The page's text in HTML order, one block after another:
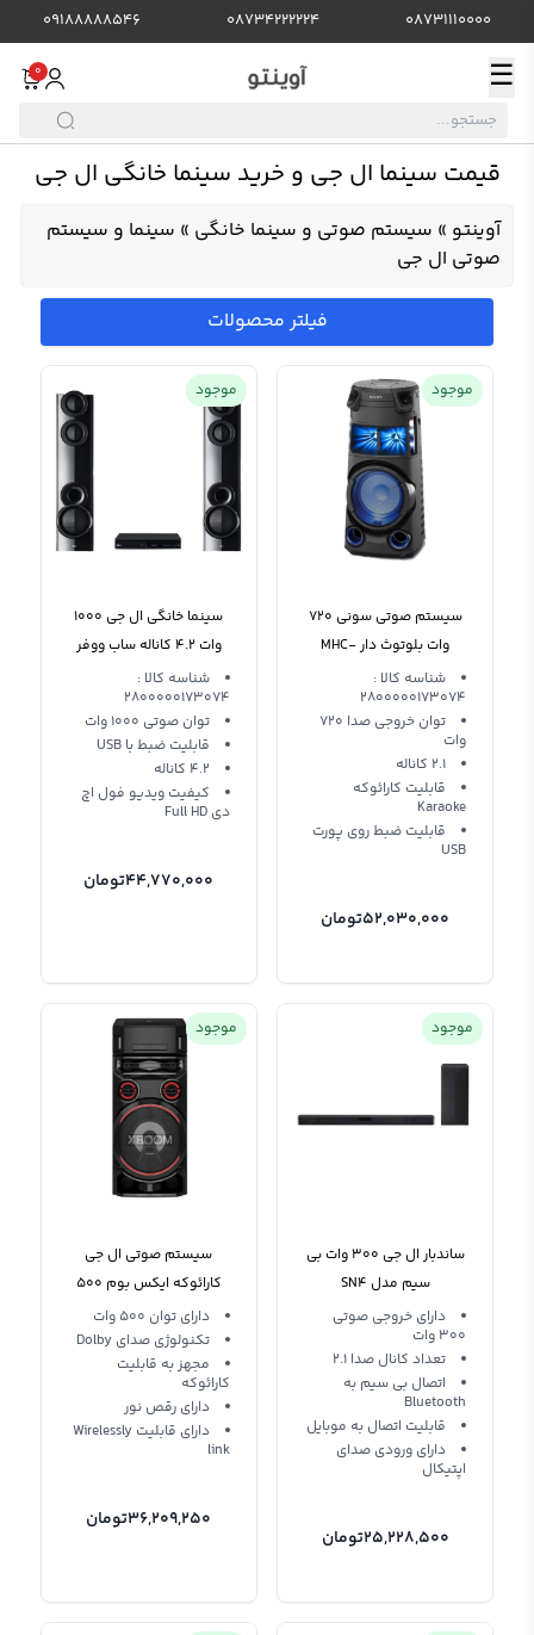
08731110000
08734222224
09188888546
☰
0
قیمت سینما ال جی و خرید سینما خانگی ال جی
آوینتو » سیستم صوتی و سینما خانگی » سینما و سیستم
صوتی ال جی
فیلتر محصولات
موجود
سیستم صوتی سونی 720
وات بلوتوث دار MHC-
V43D
شناسه کالا :
2800000173074
توان خروجی صدا 720
وات
2.1 کاناله
قابلیت کارائوکه
Karaoke
قابلیت ضبط روی پورت
USB
52,030,000تومان
موجود
سینما خانگی ال جی 1000
وات 4.2 کاناله ساب ووفر
LHD675 LG
شناسه کالا :
2800000173074
توان صوتی 1000 وات
قابلیت ضبط با USB
4.2 کاناله
کیفیت ویدیو فول اچ
دی Full HD
44,770,000تومان
موجود
ساندبار ال جی 300 وات بی
سیم مدل SN4
دارای خروجی صوتی
300 وات
تعداد کانال صدا 2.1
اتصال بی سیم به
Bluetooth
قابلیت اتصال به موبایل
دارای ورودی صدای
اپتیکال
25,228,500تومان
موجود
سیستم صوتی ال جی
کارائوکه ایکس بوم 500
وات LG ON7 XBOOM
دارای توان 500 وات
تکنولوژی صدای Dolby
مجهز به قابلیت
کارائوکه
دارای رقص نور
دارای قابلیت Wirelessly
link
36,209,250تومان